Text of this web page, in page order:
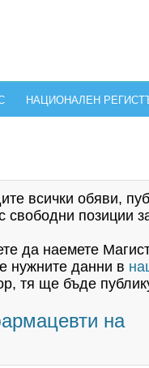
НАЦИОНАЛЕН
всички обяви,
свободни позиции
да наемете
нужните данни в
тя ще бъде
на